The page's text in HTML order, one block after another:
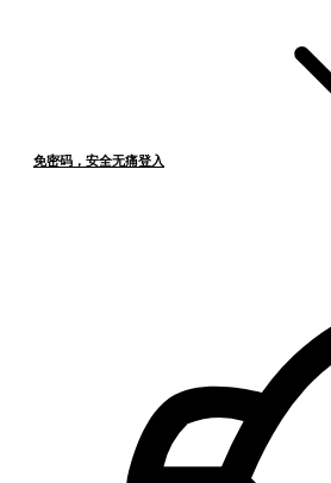
免密码，安全无痛登入